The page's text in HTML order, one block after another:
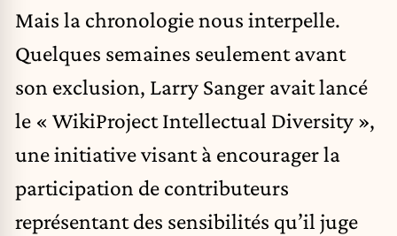
Mais la chronologie nous interpelle.
Quelques semaines seulement avant
son exclusion, Larry Sanger avait lancé
le « WikiProject Intellectual Diversity »,
une initiative visant à encourager la
participation de contributeurs
représentant des sensibilités qu’il juge